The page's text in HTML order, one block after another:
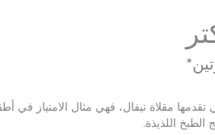
تقدمها مقلاة تيفال، فهي مثال الامتياز في
الطبخ اللذيذة.